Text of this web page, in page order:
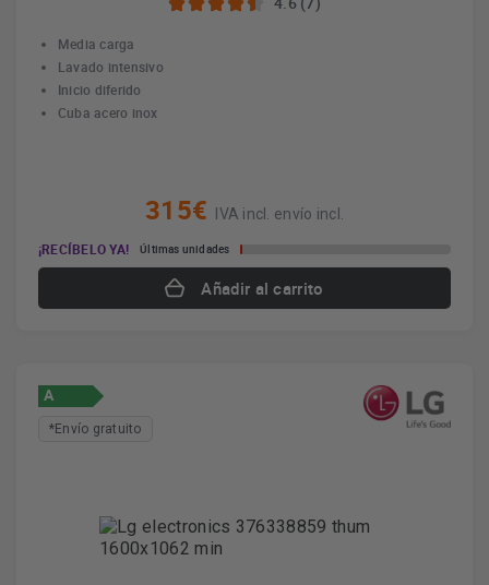
Media carga
Lavado intensivo
Inicio diferido
Cuba acero inox
315€
IVA incl. envío incl.
¡RECÍBELO YA!
Últimas unidades
Añadir al carrito
A
*Envío gratuito